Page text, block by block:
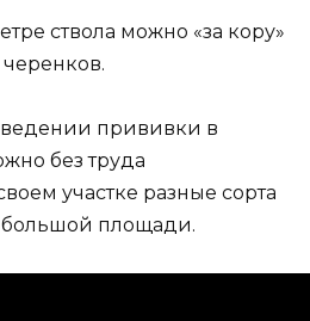
ствола можно «за кору»
прививки в
без труда
участке разные сорта
большой площади.